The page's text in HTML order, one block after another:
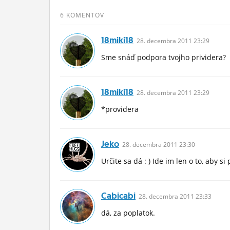
ĽUDIA
MÔJ PROFIL
NASTAVENIA
6 KOMENTOV
18miki18 28. decembra 2011 23:29
Sme snáď podpora tvojho prividera?
18miki18 28. decembra 2011 23:29
*providera
Jeko 28. decembra 2011 23:30
Určite sa dá : ) Ide im len o to, aby si
Cabicabi 28. decembra 2011 23:33
dá, za poplatok.